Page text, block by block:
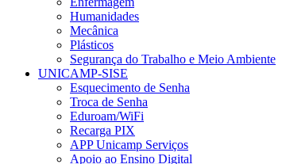
Humanidades
Mecânica
Plásticos
Segurança do Trabalho e Meio Ambiente
UNICAMP-SISE
Esquecimento de Senha
Troca de Senha
Eduroam/WiFi
Recarga PIX
APP Unicamp Serviços
Apoio ao Ensino Digital